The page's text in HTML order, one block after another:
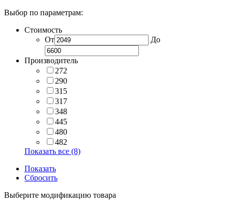
Выбор по параметрам:
Стоимость
От
До
Производитель
272
290
315
317
348
445
480
482
Показать все (8)
Показать
Сбросить
Выберите модификацию товара